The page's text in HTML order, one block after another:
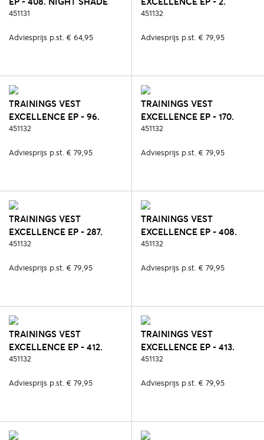
451131
Adviesprijs p.st. € 64,95
ZWART
451132
Adviesprijs p.st. € 79,95
TRAININGS VEST
EXCELLENCE EP - 96.
DUNE
451132
Adviesprijs p.st. € 79,95
TRAININGS VEST
EXCELLENCE EP - 170.
COFFEE
451132
Adviesprijs p.st. € 79,95
TRAININGS VEST
EXCELLENCE EP - 287.
ZWART/ROSE
451132
Adviesprijs p.st. € 79,95
TRAININGS VEST
EXCELLENCE EP - 408.
NIGHT SHADE
451132
Adviesprijs p.st. € 79,95
TRAININGS VEST
EXCELLENCE EP - 412.
ROSE QUARTZ
451132
Adviesprijs p.st. € 79,95
TRAININGS VEST
EXCELLENCE EP - 413.
ANGELITE
451132
Adviesprijs p.st. € 79,95